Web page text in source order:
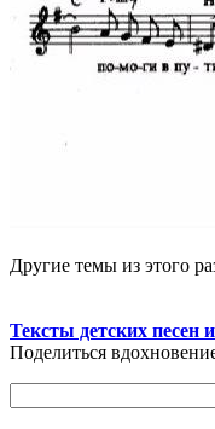
Другие темы из этого
Тексты детских
Поделиться